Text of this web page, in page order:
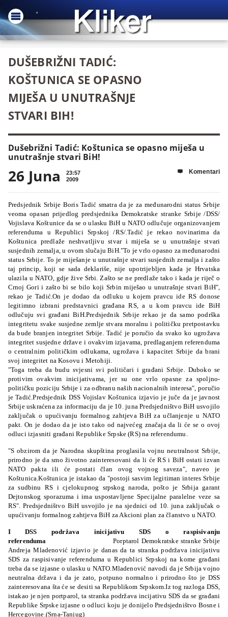
DUŠEBRIŽNI TADIĆ:
KOŠTUNICA SE OPASNO
MIJEŠA U UNUTRAŠNJE
STVARI BIH!
Dušebrižni Tadić: Koštunica se opasno miješa u
unutrašnje stvari BiH!
26 Juna
23:57
2009
 Komentari
Predsjednik Srbije Boris Tadić smatra da je za međunarodni status Srbije
veoma opasan prijedlog predsjednika Demokratske stranke Srbije /DSS/
Vojislava Koštunice da se o ulasku BiH u NATO odlučuje organizovanjem
referenduma u Republici Srpskoj /RS/.Tadić je rekao novinarima da
Koštunica predlaže neshvatljivu stvar i miješa se u unutrašnje stvari
susjednih zemalja, u ovom slučaju BiH."To je vrlo opasno za međunarodni
status Srbije. To je miješanje u unutrašnje stvari susjednih zemalja i zašto
taj princip, koji se sada deklariše, nije upotrijebljen kada je Hrvatska
ulazila u NATO, gdje žive Srbi. Zašto se ne predlaže tako i kada je riječ o
Crnoj Gori i zašto bi se bilo koji Srbin miješao u unutrašnje stvari BiH",
rekao je Tadić.On je dodao da odluku u kojem pravcu ide RS donose
legitimno izbrani predstavnici građana RS, a u kom pravcu ide BiH
odlučuju svi građani BiH.Predsjednik Srbije rekao je da samo podrška
integritetu svake susjedne zemlje stvara moralnu i političku pretpostavku
da bude branjen integritet Srbije. Tadić je poručio da svako ko ugrožava
integritet susjedne države i ovakvim izjavama, predlaganjem referenduma
o centralnim političkim odlukama, ugrožava i kapacitet Srbije da brani
svoj integritet na Kosovu i Metohiji.
"Toga treba da budu svjesni svi političari i građani Srbije. Duboko se
protivim ovakvim inicijativama, jer su one vrlo opasne za spoljno-
političku poziciju Srbije i za odbranu naših nacionalnih interesa", poručio
je Tadić.Predsjednik DSS Vojislav Koštunica izjavio je juče da je javnost
Srbije uskraćena za informaciju da je 10. juna Predsjedništvo BiH usvojilo
zaključak o upućivanju formalnog zahtjeva BiH za učlanjenje u NATO
pakt. On je dodao da je isto tako od najvećeg značaja da li će se o ovoj
odluci izjasniti građani Republike Srpske (RS) na referendumu.
"S obzirom da je Narodna skupština proglasila vojnu neutralnost Srbije,
prirodno je da smo životno zainteresovani da li će RS i BiH ostati izvan
NATO pakta ili će postati član ovog vojnog saveza", naveo je
Koštunica.Koštunica je istakao da "postoji sasvim legitiman interes Srbije
za sudbinu RS i cjelokupnog srpskog naroda, pošto je Srbija garant
Dejtonskog sporazuma i ima uspostavljene Specijalne paralelne veze sa
RS". Predsjedništvo BiH usvojilo je na sjednici od 10. juna zaključak o
upućivanju formalnog zahtjeva BiH za Akcioni plan za članstvo u NATO.
I DSS podržava inicijativu SDS o raspisivanju
referendumaPorptarol Demokratske stranke Srbije
Andreja Mladenović izjavio je danas da ta stranka podržava inicijativu
SDS za raspisivanje referenduma u Republici Srpskoj na kome građani
treba da se izjasne o ulasku u NATO.Mladenović navodi da je Srbija vojno
neutralna država i da je zato, potpuno normalno i prirodno što je DSS
zainteresovana šta će se desiti sa Republikom Srpskom.Iz tog razloga DSS,
istakao je njen portparol, ta stranka podržava incijativu SDS da se građani
Republike Srpske izjasne o odluci koju je donijelo Predsjedništvo Bosne i
Hercegovine.(Srna-Tanjug)